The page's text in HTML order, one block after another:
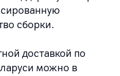
сборки.
доставкой по
можно в